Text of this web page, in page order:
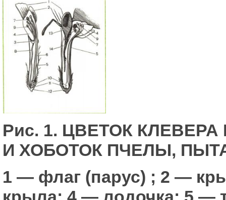
Рис. 1. ЦВЕТОК
И ХОБОТОК ПЧЕЛЫ,
1 — флаг (парус) ; 2 —